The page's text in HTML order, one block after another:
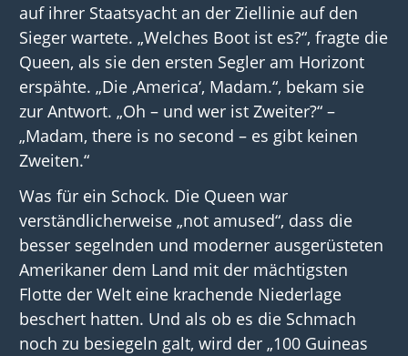
auf ihrer Staatsyacht an der Ziellinie auf den
Sieger wartete. „Welches Boot ist es?“, fragte die
Queen, als sie den ersten Segler am Horizont
erspähte. „Die ‚America‘, Madam.“, bekam sie
zur Antwort. „Oh – und wer ist Zweiter?“ –
„Madam, there is no second – es gibt keinen
Zweiten.“
Was für ein Schock. Die Queen war
verständlicherweise „not amused“, dass die
besser segelnden und moderner ausgerüsteten
Amerikaner dem Land mit der mächtigsten
Flotte der Welt eine krachende Niederlage
beschert hatten. Und als ob es die Schmach
noch zu besiegeln galt, wird der „100 Guineas